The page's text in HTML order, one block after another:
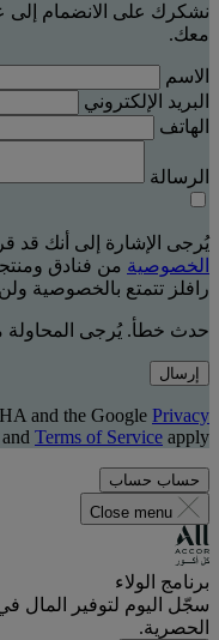
نشكرك على الانضمام إلى
معك.
الاسم
البريد الإلكتروني
الهاتف
الرسالة
يُرجى الإشارة إلى أنك قد
الخصوصية من فنادق
رافلز تتمتع بالخصوصية
حدث خطأ. يُرجى المحاولة
إرسال
and the Google Privacy
and Terms of Service apply.
حساب حساب
Close menu
برنامج الولاء
سجّل اليوم لتوفير المال
الحصرية.